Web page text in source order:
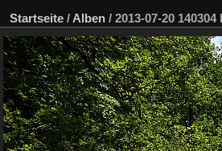
Startseite / Alben / 2013-07-20